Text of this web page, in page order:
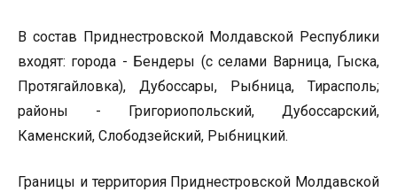
В состав Приднестровской Молдавской Республики
входят: города - Бендеры (с селами Варница, Гыска,
Протягайловка), Дубоссары, Рыбница, Тирасполь;
районы - Григориопольский, Дубоссарский,
Каменский, Слободзейский, Рыбницкий.
Границы и территория Приднестровской Молдавской